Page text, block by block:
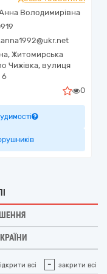
Володимирівна
, Житомирська
Чижівка, вулиця
6
0
всі - закрити всі